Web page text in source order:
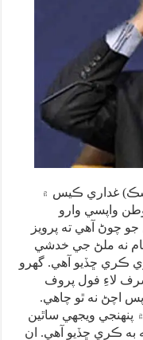
غداري ڪيس ۾
واپسي وارو
چوڻ آهي ته پرويز
نه ملڻ جي خدشي
ڪري ڇڏيو آهي. گهرو
لاءِ فول پروف
اچڻ نه ٿو چاهي.
ويجهي ساٿين
به ڪري ڇڏيو آهي. ان